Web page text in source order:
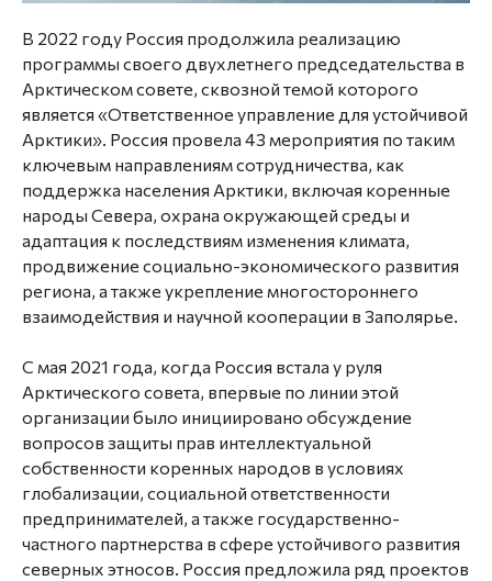
В 2022 году Россия продолжила реализацию
программы своего двухлетнего председательства в
Арктическом совете, сквозной темой которого
является «Ответственное управление для устойчивой
Арктики». Россия провела 43 мероприятия по таким
ключевым направлениям сотрудничества, как
поддержка населения Арктики, включая коренные
народы Севера, охрана окружающей среды и
адаптация к последствиям изменения климата,
продвижение социально-экономического развития
региона, а также укрепление многостороннего
взаимодействия и научной кооперации в Заполярье.
С мая 2021 года, когда Россия встала у руля
Арктического совета, впервые по линии этой
организации было инициировано обсуждение
вопросов защиты прав интеллектуальной
собственности коренных народов в условиях
глобализации, социальной ответственности
предпринимателей, а также государственно-
частного партнерства в сфере устойчивого развития
северных этносов. Россия предложила ряд проектов